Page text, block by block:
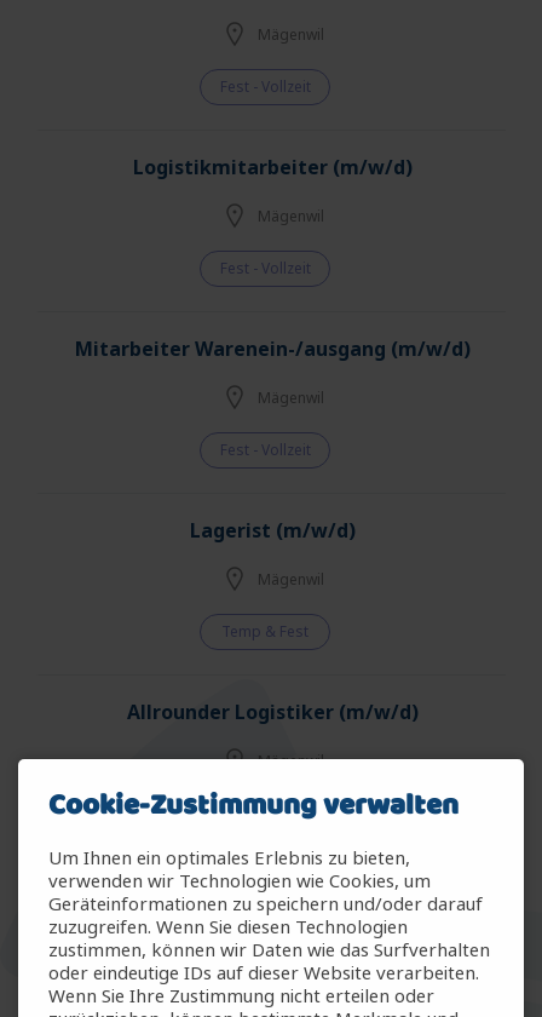
Mägenwil
Fest - Vollzeit
Logistikmitarbeiter (m/w/d)
Mägenwil
Fest - Vollzeit
Mitarbeiter Warenein-/ausgang (m/w/d)
Mägenwil
Fest - Vollzeit
Lagerist (m/w/d)
Mägenwil
Temp & Fest
Allrounder Logistiker (m/w/d)
Mägenwil
Temp & Fest
Allrounder Gartenbau (m/w/d)
Arbon
Temp & Fest
Cookie-Zustimmung verwalten
Um Ihnen ein optimales Erlebnis zu bieten,
verwenden wir Technologien wie Cookies, um
Geräteinformationen zu speichern und/oder darauf
zuzugreifen. Wenn Sie diesen Technologien
zustimmen, können wir Daten wie das Surfverhalten
oder eindeutige IDs auf dieser Website verarbeiten.
Wenn Sie Ihre Zustimmung nicht erteilen oder